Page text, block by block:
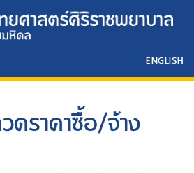
ENGLISH
ดราคาซื้อ/จ้าง